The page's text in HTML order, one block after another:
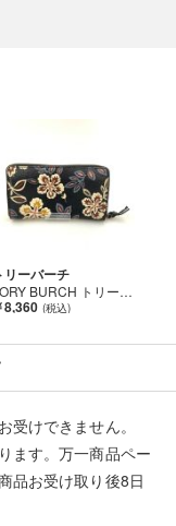
いただく場合がござ
トにご注意くださ
を無断盗用した『偽
リーバーチ
TORY BURCH トリーバーチ 花柄 長財布 ブラック Cランク
8,360
受けできません。
ます。万一商品ペー
品お受け取り後8日